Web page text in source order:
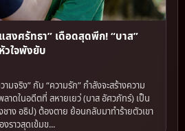
สงศรัทธา” เดือดสุดพีก! “บาส”
วใจพังยับ
มจริง” กับ “ความรัก” กำลังจะสร้างความ
าดในอดีตที่ สหายเยว่ (บาส อัศวภัทร์) เป็น
าง อธิป) ต้องตาย ย้อนกลับมาทำร้ายตัวเขา
งราวสุดเข้มข...